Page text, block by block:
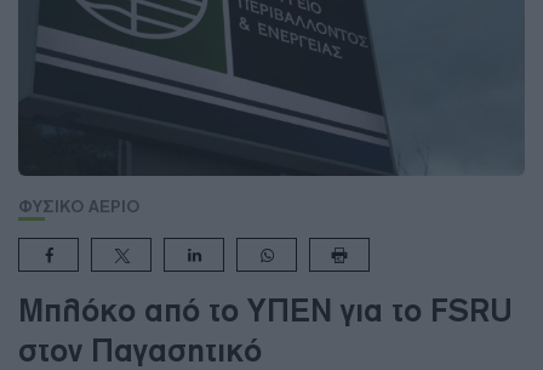
ΦΥΣΙΚΟ ΑΕΡΙΟ
Μπλόκο από το ΥΠΕΝ για το FSRU
στον Παγασητικό